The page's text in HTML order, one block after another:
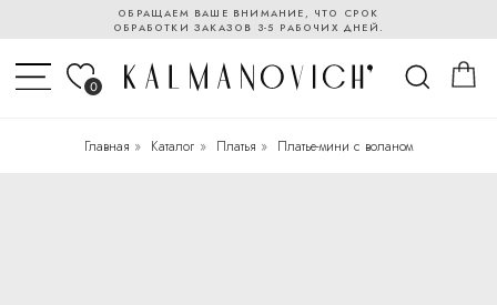
ОБРАЩАЕМ ВАШЕ ВНИМАНИЕ, ЧТО СРОК
ОБРАБОТКИ ЗАКАЗОВ 3-5 РАБОЧИХ ДНЕЙ.
0
Главная » Каталог » Платья » Платье-мини с воланом